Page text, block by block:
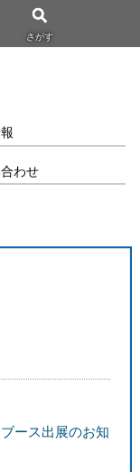
さがす
わせ
ース出展のお知